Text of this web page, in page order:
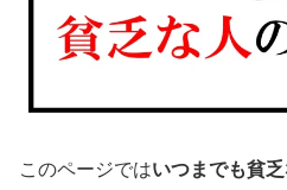
このページではいつまでも貧